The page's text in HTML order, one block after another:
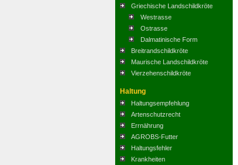
Griechische Landschildkröte
Westrasse
Ostrasse
Dalmatinische Form
Breitrandschildkröte
Maurische Landschildkröte
Vierzehenschildkröte
Haltung
Haltungsempfehlung
Artenschutzrecht
Errnährung
AGROBS-Futter
Haltungsfehler
Krankheiten